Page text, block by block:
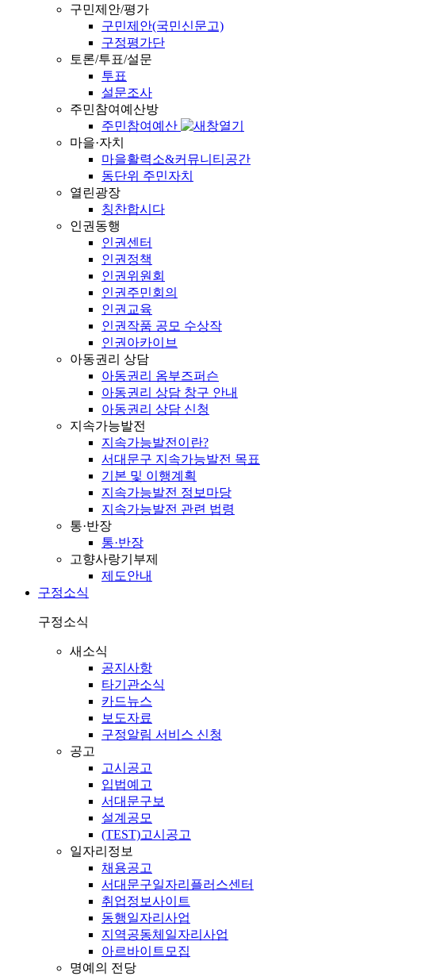
구민제안/평가
구민제안(국민신문고)
구정평가단
토론/투표/설문
투표
설문조사
주민참여예산방
주민참여예산
마을·자치
마을활력소&커뮤니티공간
동단위 주민자치
열린광장
칭찬합시다
인권동행
인권센터
인권정책
인권위원회
인권주민회의
인권교육
인권작품 공모 수상작
인권아카이브
아동권리 상담
아동권리 옴부즈퍼슨
아동권리 상담 창구 안내
아동권리 상담 신청
지속가능발전
지속가능발전이란?
서대문구 지속가능발전 목표
기본 및 이행계획
지속가능발전 정보마당
지속가능발전 관련 법령
통·반장
통·반장
고향사랑기부제
제도안내
구정소식
구정소식
새소식
공지사항
타기관소식
카드뉴스
보도자료
구정알림 서비스 신청
공고
고시공고
입법예고
서대문구보
설계공모
(TEST)고시공고
일자리정보
채용공고
서대문구일자리플러스센터
취업정보사이트
동행일자리사업
지역공동체일자리사업
아르바이트모집
명예의 전당